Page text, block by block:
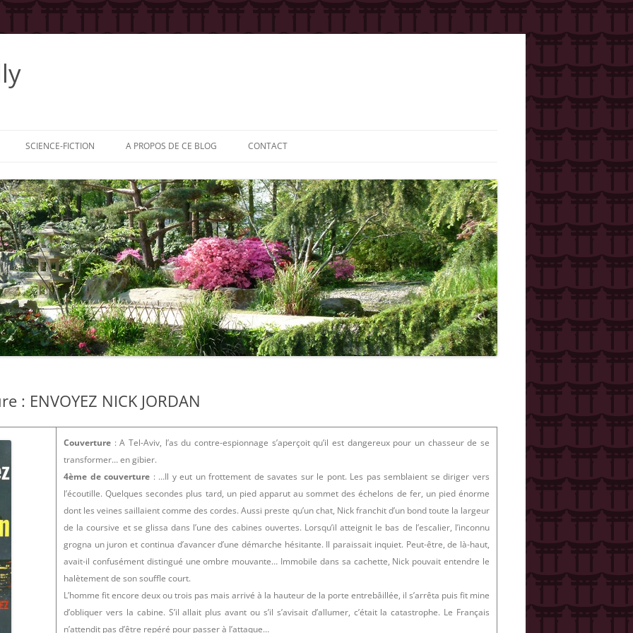
LE HÉROS
L’AUTEUR
LES
LES ÉDITEURS
LES COLLECTIONS
LES AVENTURES
LES ÉDITIONS
AUTRES
LIENS
À PROPOS…
SCIENCE-FICTION A PROPOS DE CE BLOG CONTACT
: ENVOYEZ NICK JORDAN
Couverture : A Tel-Aviv, l’as du contre-espionnage s’aperçoit qu’il est dangereux pour un chasseur de se
transformer… en gibier.
4ème de couverture : …Il y eut un frottement de savates sur le pont. Les pas semblaient se diriger vers
l’écoutille. Quelques secondes plus tard, un pied apparut au sommet des échelons de fer, un pied énorme
dont les veines saillaient comme des cordes. Aussi preste qu’un chat, Nick franchit d’un bond toute la largeur
de la coursive et se glissa dans l’une des cabines ouvertes. Lorsqu’il atteignit le bas de l’escalier, l’inconnu
grogna un juron et continua d’avancer d’une démarche hésitante. Il paraissait inquiet. Peut-être, de là-haut,
avait-il confusément distingué une ombre mouvante… Immobile dans sa cachette, Nick pouvait entendre le
halètement de son souffle court.
L’homme fit encore deux ou trois pas mais arrivé à la hauteur de la porte entrebâillée, il s’arrêta puis fit mine
d’obliquer vers la cabine. S’il allait plus avant ou s’il s’avisait d’allumer, c’était la catastrophe. Le Français
n’attendit pas d’être repéré pour passer à l’attaque…